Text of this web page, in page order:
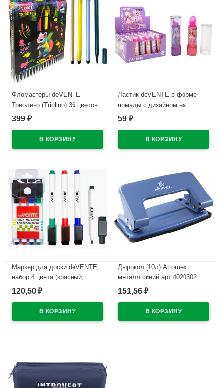
Фломастеры deVENTE
Триолино (Triolino) 36 цветов
трехгранные картонная
399 ₽
Ластик deVENTE в форме
помады с дизайном на
корпусе арт.8030619
59 ₽
Маркер для доски deVENTE
набор 4 цвета (красный,
синий, черный, зеленый) 2мм
магнитом для крепления
арт.5040605 (Ст.4)
120,50 ₽
Дырокол (10л) Attomex
металл синий арт.4020302
В наличии
151,56 ₽